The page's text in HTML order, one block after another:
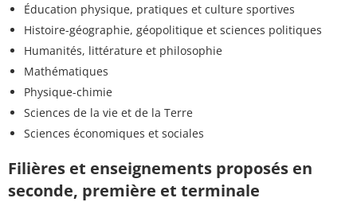
Éducation physique, pratiques et culture sportives
Histoire-géographie, géopolitique et sciences politiques
Humanités, littérature et philosophie
Mathématiques
Physique-chimie
Sciences de la vie et de la Terre
Sciences économiques et sociales
Filières et enseignements proposés en
seconde, première et terminale